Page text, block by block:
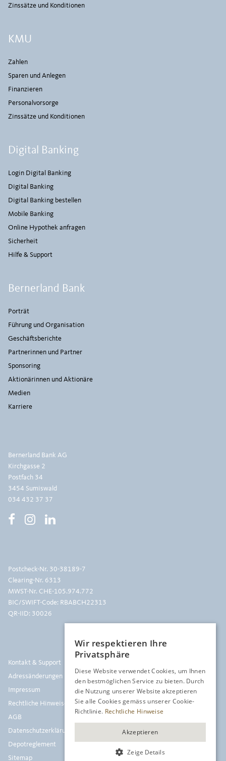
Zinssätze und Konditionen
KMU
Zahlen
Sparen und Anlegen
Finanzieren
Personalvorsorge
Zinssätze und Konditionen
Digital Banking
Login Digital Banking
Digital Banking
Digital Banking bestellen
Mobile Banking
Online Hypothek anfragen
Sicherheit
Hilfe & Support
Bernerland Bank
Porträt
Führung und Organisation
Geschäftsberichte
Partnerinnen und Partner
Sponsoring
Aktionärinnen und Aktionäre
Medien
Karriere
Bernerland Bank AG
Kirchgasse 2
Postfach 34
3454 Sumiswald
034 432 37 37
Postcheck-Nr. 30-38189-7
Clearing-Nr. 6313
MWST-Nr. CHE-105.974.772
BIC/SWIFT-Code: RBABCH22313
QR-IID: 30026
Kontakt & Support
Adressänderungen
Impressum
Rechtliche Hinweise
AGB
Datenschutzerklärung
Depotreglement
Sitemap
Wir respektieren Ihre
Privatsphäre
Diese Website verwendet Cookies, um Ihnen
den bestmöglichen Service zu bieten. Durch
die Nutzung unserer Website akzeptieren
Sie alle Cookies gemäss unserer Cookie-
Richtlinie. Rechtliche Hinweise
Akzeptieren
Zeige Details